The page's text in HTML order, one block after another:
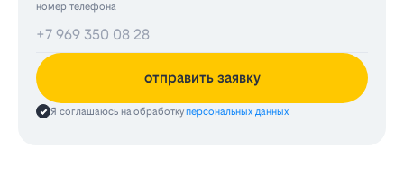
номер телефона
отправить заявку
Я соглашаюсь на обработкуперсональных данных